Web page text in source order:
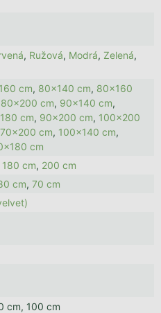
, Ružová, Modrá, Zelená,
cm, 80x140 cm, 80x160
80x200 cm, 90x140 cm,
cm, 90x200 cm, 100x200
70x200 cm, 100x140 cm,
cm
180 cm, 200 cm
cm, 70 cm
cm, 100 cm